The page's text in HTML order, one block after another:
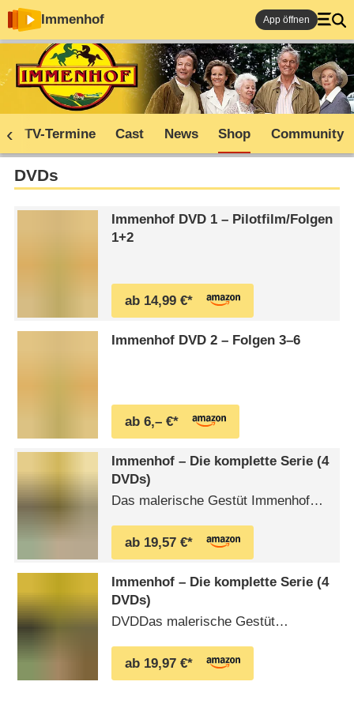
Immenhof App öffnen
TV-Termine Cast News Shop Community
DVDs
Immenhof DVD 1 – Pilotfilm/​Folgen
1+2
ab 14,99 €*
Immenhof DVD 2 – Folgen 3⁠–⁠6
ab 6,– €*
Immenhof – Die komplette Serie (4
DVDs)
Das malerische Gestüt Immenhof
Gräfin Bantz, die mit ganzen Herzen
an dem Hof mit seinen Pferden hängt,
hat sich für ihren Neffen Peter
verbürgt und steht plötzlich aufgrund
seiner unseriösen Geschäfte vor
einem Schuldenberg.Die neuen
Besitzer, Hanna und …
ab 19,57 €*
Immenhof – Die komplette Serie (4
DVDs)
DVDDas malerische Gestüt
Besitzerin Gräfin Bantz, die mit
ganzen Herzen an dem Hof mit
ab 19,97 €*